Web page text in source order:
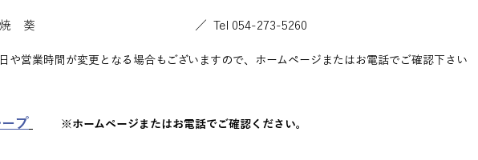
板焼 葵 ／ Tel 054-273-5260
や営業時間が変更となる場合もございますので、ホームページまたはお電話でご確認下さい​
プ ※ホームページまたはお電話でご確認ください。